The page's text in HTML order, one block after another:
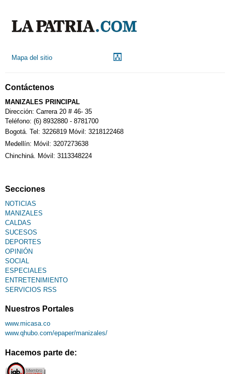
Mapa del sitio
Contáctenos
MANIZALES PRINCIPAL
Dirección: Carrera 20 # 46- 35
Teléfono: (6) 8932880 - 8781700
Bogotá. Tel: 3226819 Móvil: 3218122468
Medellín: Móvil: 3207273638
Chinchiná. Móvil: 3113348224
Secciones
NOTICIAS
MANIZALES
CALDAS
SUCESOS
DEPORTES
OPINIÓN
SOCIAL
ESPECIALES
ENTRETENIMIENTO
SERVICIOS RSS
Nuestros Portales
www.micasa.co
www.qhubo.com/epaper/manizales/
Hacemos parte de: